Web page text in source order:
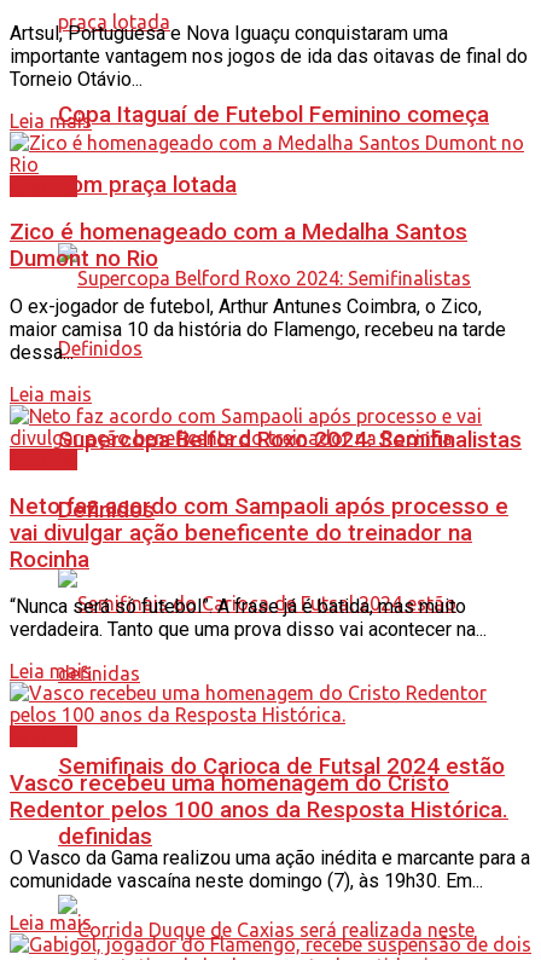
Copa Itaguaí de Futebol Feminino começa
com praça lotada
Supercopa Belford Roxo 2024: Semifinalistas
Definidos
Semifinais do Carioca de Futsal 2024 estão
definidas
Artsul, Portuguesa e Nova Iguaçu conquistaram uma
importante vantagem nos jogos de ida das oitavas de final do
Torneio Otávio...
Leia mais
Zico é homenageado com a Medalha Santos
Dumont no Rio
O ex-jogador de futebol, Arthur Antunes Coimbra, o Zico,
maior camisa 10 da história do Flamengo, recebeu na tarde
dessa...
Leia mais
Neto faz acordo com Sampaoli após processo e
vai divulgar ação beneficente do treinador na
Rocinha
“Nunca será só futebol”. A frase já é batida, mas muito
verdadeira. Tanto que uma prova disso vai acontecer na...
Leia mais
Vasco recebeu uma homenagem do Cristo
Redentor pelos 100 anos da Resposta Histórica.
O Vasco da Gama realizou uma ação inédita e marcante para a
comunidade vascaína neste domingo (7), às 19h30. Em...
Leia mais